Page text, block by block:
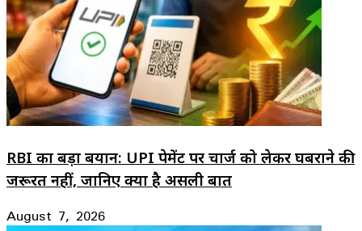
RBI का बड़ा बयान: UPI पेमेंट पर चार्ज को लेकर घबराने की
जरूरत नहीं, जानिए क्या है असली बात
August 7, 2026